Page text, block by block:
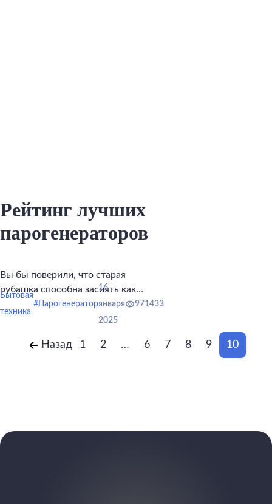
Рейтинг лучших
парогенераторов
Вы бы поверили, что старая
рубашка способна засиять как
Бытовая
техника
#Парогенератор
16
января
2025
971433
Назад 1 2 … 6 7 8 9 10